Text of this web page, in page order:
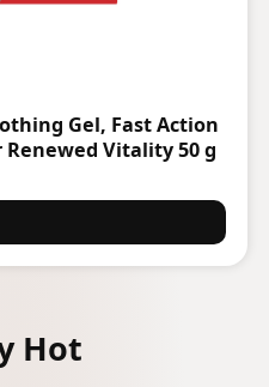
Gel, Fast Action
Renewed Vitality 50 g
Hot